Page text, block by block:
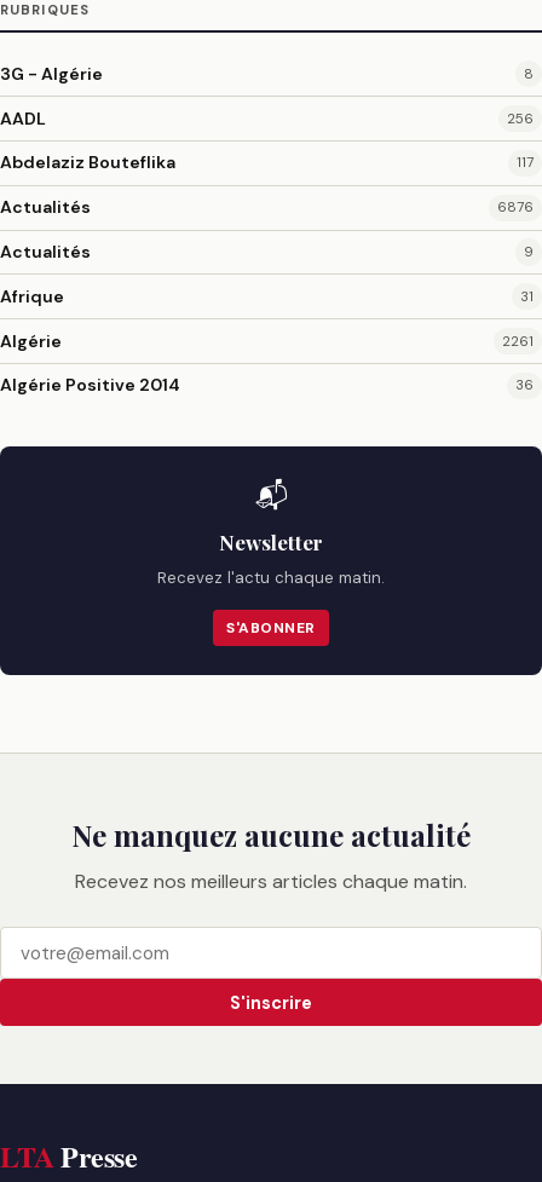
RUBRIQUES
3G - Algérie 8
AADL 256
Abdelaziz Bouteflika 117
Actualités 6876
Actualités 9
Afrique 31
Algérie 2261
Algérie Positive 2014 36
📬
Newsletter
Recevez l'actu chaque matin.
S'ABONNER
Ne manquez aucune actualité
Recevez nos meilleurs articles chaque matin.
S'inscrire
LTAPresse